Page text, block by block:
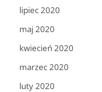
lipiec 2020
maj 2020
kwiecień 2020
marzec 2020
luty 2020